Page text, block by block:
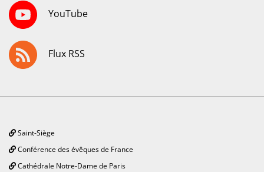
YouTube
Flux RSS
Saint-Siège
Conférence des évêques de France
Cathédrale Notre-Dame de Paris